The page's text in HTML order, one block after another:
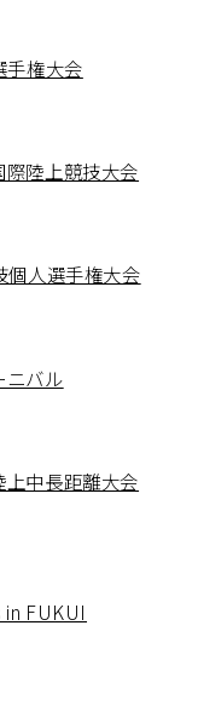
手権大会
際陸上競技大会
個人選手権大会
ニバル
上中長距離大会
in FUKUI